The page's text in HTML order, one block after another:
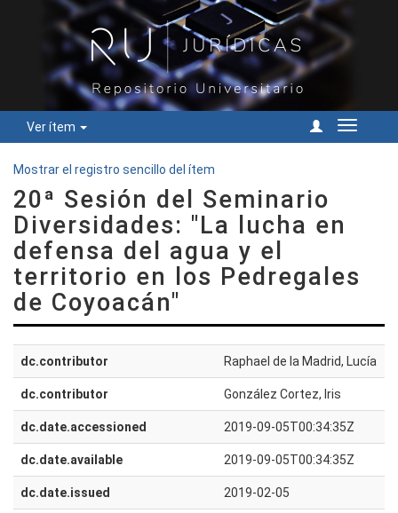
Ver ítem
Cambiar
Mostrar el registro sencillo del ítem
20ª Sesión del Seminario
Diversidades: "La lucha en
defensa del agua y el
territorio en los Pedregales
de Coyoacán"
dc.contributor Raphael de la Madrid, Lucía
dc.contributor González Cortez, Iris
dc.date.accessioned 2019-09-05T00:34:35Z
dc.date.available 2019-09-05T00:34:35Z
dc.date.issued 2019-02-05